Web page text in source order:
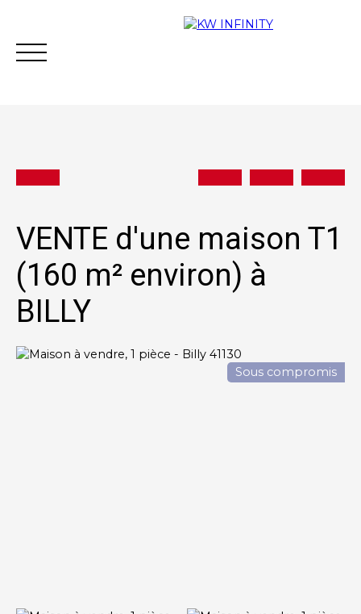
Acheter Vendre Vous financer
VENTE d'une maison T1
(160 m² environ) à
BILLY
Sous compromis